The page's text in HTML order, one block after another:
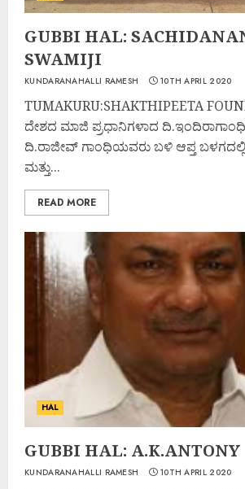
GUBBI HAL:
SWAMIJI
KUNDARANAHALLI RAMESH 10TH APRIL 2020
TUMAKURU:SHAKTHIPEETA
ದೇಶದ ಮಾಜಿ ಪ್ರಧಾನಿಗಳಾದ
ದಿ.ರಾಜೀವ್ ಗಾಂಧಿಯವರು ಬಳಿ ಆಪ್ತ
ಮತ್ತು...
READ MORE
HAL
GUBBI HAL: A.K.ANTONY
KUNDARANAHALLI RAMESH 10TH APRIL 2020